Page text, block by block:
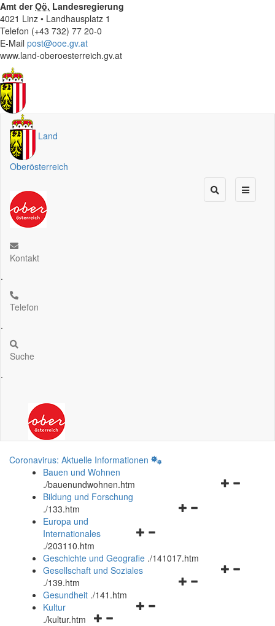
Amt derOö. Landesregierung
4021 Linz • Landhausplatz 1
Telefon (+43 732) 77 20-0
E-Mail post@ooe.gv.at
www.land-oberoesterreich.gv.at
Land
Oberösterreich
Kontakt
.
Telefon
.
Suche
.
Coronavirus: Aktuelle Informationen
Bauen und Wohnen
./bauenundwohnen.htm
Navigationsmenü
Bildung und Forschung
./133.htm
Navigationsmenü
und
schließen
Europa und
Internationales
./203110.htm
Geschichte und Geografie ./141017.htm
Navigationsmenü
Gesellschaft und Soziales
./139.htm
Navigationsmenü
Gesundheit ./141.htm
Navigationsmenü
Kultur
./kultur.htm